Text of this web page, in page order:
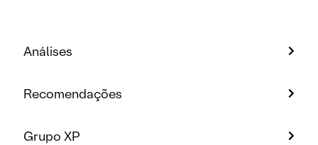
Análises
Recomendações
Grupo XP